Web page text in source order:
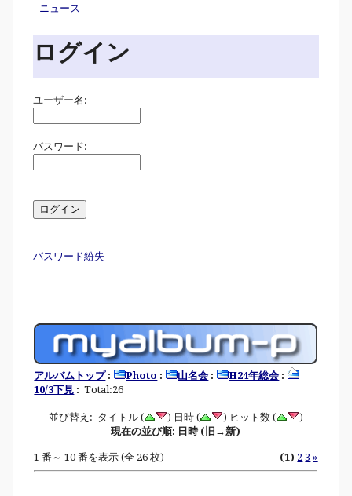
ニュース
ログイン
ユーザー名:
パスワード:
パスワード紛失
アルバムトップ: Photo : 山名会 : H24年総会 :
10/3下見 : Total:26
並び替え: タイトル ( ) 日時 ( ) ヒット数 (
)
現在の並び順: 日時 (旧→新)
1 番～ 10 番を表示 (全 26 枚) (1) 2 3 »